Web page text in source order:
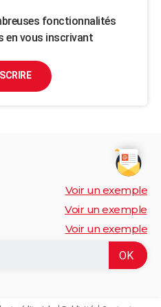
fonctionnalités
en vous inscrivant
Voir un exemple
Voir un exemple
Voir un exemple